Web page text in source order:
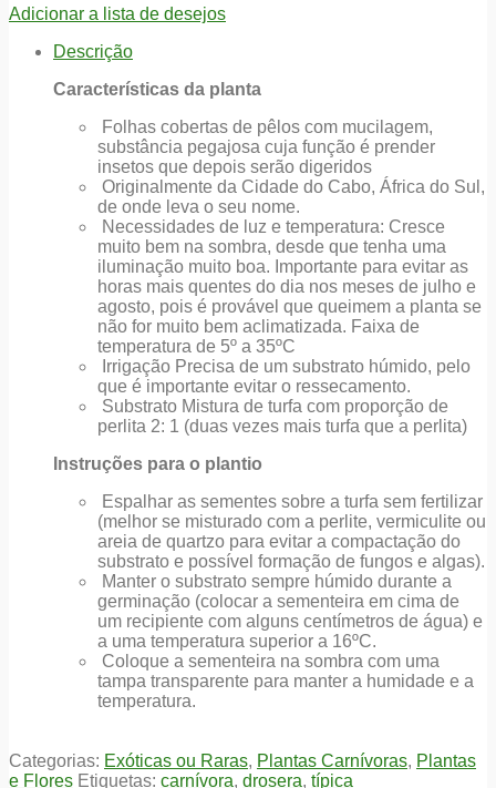
Adicionar a lista de desejos
Descrição
Características da planta
Folhas cobertas de pêlos com mucilagem,
substância pegajosa cuja função é prender
insetos que depois serão digeridos
Originalmente da Cidade do Cabo, África do Sul,
de onde leva o seu nome.
Necessidades de luz e temperatura: Cresce
muito bem na sombra, desde que tenha uma
iluminação muito boa. Importante para evitar as
horas mais quentes do dia nos meses de julho e
agosto, pois é provável que queimem a planta se
não for muito bem aclimatizada. Faixa de
temperatura de 5º a 35ºC
Irrigação Precisa de um substrato húmido, pelo
que é importante evitar o ressecamento.
Substrato Mistura de turfa com proporção de
perlita 2: 1 (duas vezes mais turfa que a perlita)
Instruções para o plantio
Espalhar as sementes sobre a turfa sem fertilizar
(melhor se misturado com a perlite, vermiculite ou
areia de quartzo para evitar a compactação do
substrato e possível formação de fungos e algas).
Manter o substrato sempre húmido durante a
germinação (colocar a sementeira em cima de
um recipiente com alguns centímetros de água) e
a uma temperatura superior a 16ºC.
Coloque a sementeira na sombra com uma
tampa transparente para manter a humidade e a
temperatura.
Categorias: Exóticas ou Raras, Plantas Carnívoras, Plantas
e Flores Etiquetas: carnívora, drosera, típica